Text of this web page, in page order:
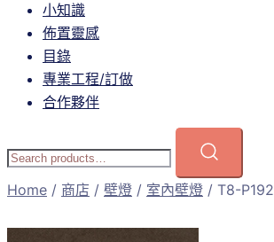
小知識
佈置靈感
目錄
專業工程/訂做
合作夥伴
Home / 商店 / 壁燈 / 室內壁燈 / T8-P192